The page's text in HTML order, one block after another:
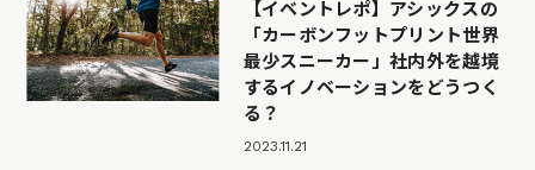
【イベントレポ】アシックスの
「カーボンフットプリント世界
最少スニーカー」社内外を越境
するイノベーションをどうつく
る？
2023.11.21